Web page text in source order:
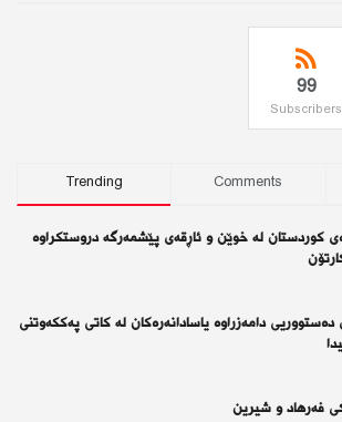
99
Subscribers
Trending Comments
كوردستان لە خوێن و ئاڕقەی پێشمەرگە دروستكراوە
دامەزراوە یاسادانەرەكان لە كاتی پەككەوتنی
فەرهاد و شیرین